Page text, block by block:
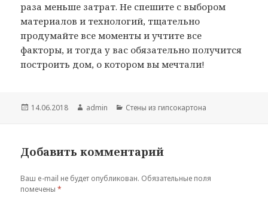
раза меньше затрат. Не спешите с выбором
материалов и технологий, тщательно
продумайте все моменты и учтите все
факторы, и тогда у вас обязательно получится
построить дом, о котором вы мечтали!
Опубликовано
14.06.2018 Автор
admin Рубрики
Cтены из гипсокартона
Добавить комментарий
Ваш e-mail не будет опубликован. Обязательные поля
помечены*